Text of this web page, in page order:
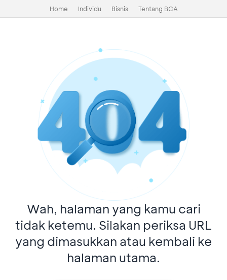
Home Individu Bisnis Tentang BCA
Wah, halaman yang kamu cari
tidak ketemu. Silakan periksa URL
yang dimasukkan atau kembali ke
halaman utama.